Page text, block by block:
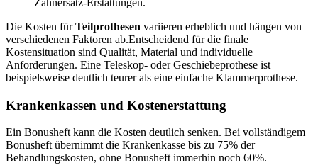
Die Kosten fürTeilprothesen variieren erheblich und hängen von
verschiedenen Faktoren ab.Entscheidend für die finale
Kostensituation sind Qualität, Material und individuelle
Anforderungen. Eine Teleskop- oder Geschiebeprothese ist
beispielsweise deutlich teurer als eine einfache Klammerprothese.
Krankenkassen und Kostenerstattung
Ein Bonusheft kann die Kosten deutlich senken. Bei vollständigem
Bonusheft übernimmt die Krankenkasse bis zu 75% der
Behandlungskosten, ohne Bonusheft immerhin noch 60%.